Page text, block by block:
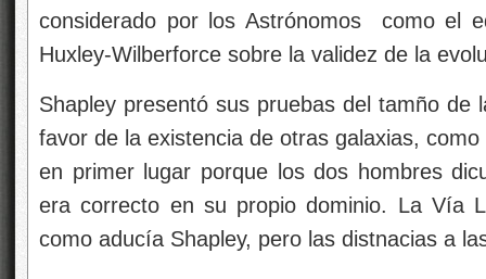
considerado por los Astrónomos como el
Huxley-Wilberforce sobre la validez de la
Shapley presentó sus pruebas del tamño
favor de la existencia de otras galaxias,
en primer lugar porque los dos hombres
era correcto en su propio dominio. La Vía
como aducía Shapley, pero las distnacias a